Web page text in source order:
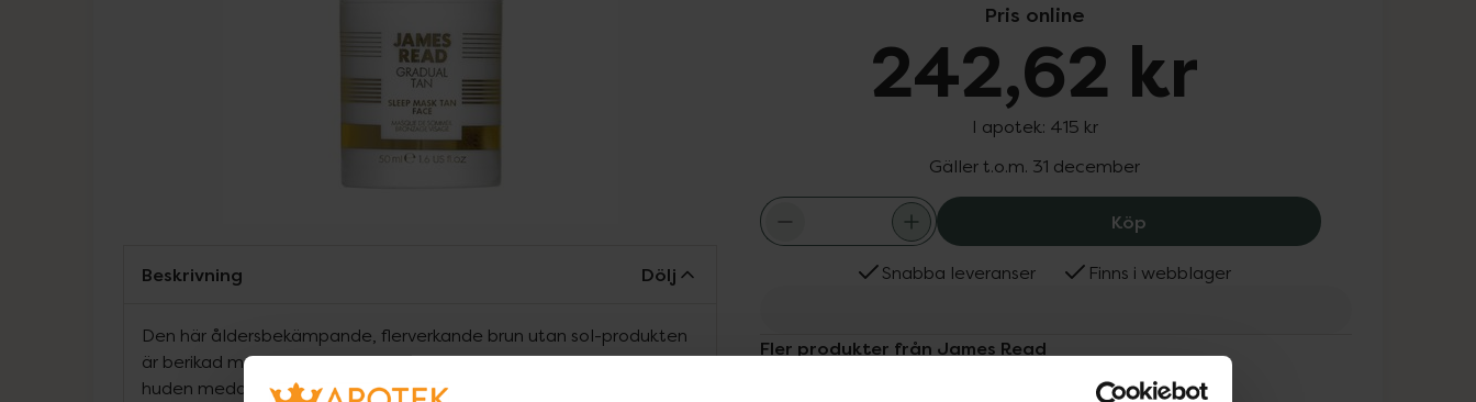
Pris online
242,62 kr
I apotek: 415 kr
Gäller t.o.m. 31 december
Köp James Read Sleep Mask Tan
Snabba leveranser Finns i webblager
Fler produkter från James Read
Beskrivning Dölj
Den här åldersbekämpande, flerverkande brun utan sol-produkten
är berikad med Sleep Pack Technology och retinol som verkar i
huden medan du sover. Sleep Mask Face Retinol riktar in sig på